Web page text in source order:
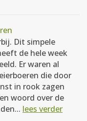
Dit simpele
de hele week
Er waren al
die door
in rook zagen
woord over de
lees verder